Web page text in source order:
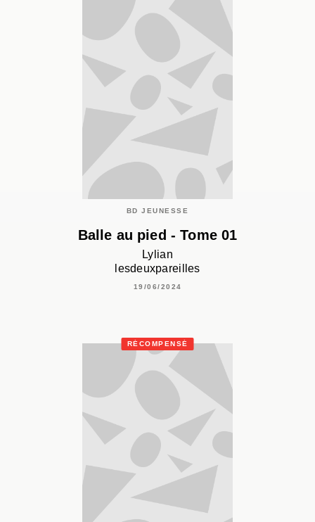
BD JEUNESSE
Balle au pied - Tome 01
Lylian
lesdeuxpareilles
19/06/2024
RÉCOMPENSÉ